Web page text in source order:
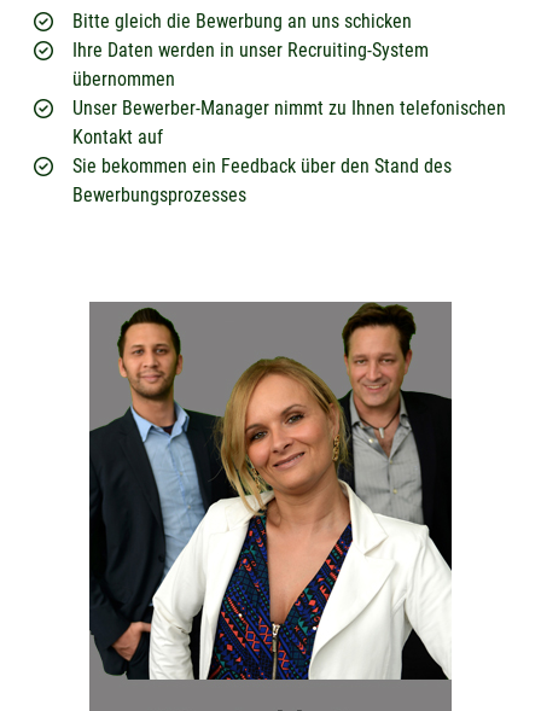
Bitte gleich die Bewerbung an uns schicken
Ihre Daten werden in unser Recruiting-System
übernommen
Unser Bewerber-Manager nimmt zu Ihnen telefonischen
Kontakt auf
Sie bekommen ein Feedback über den Stand des
Bewerbungsprozesses